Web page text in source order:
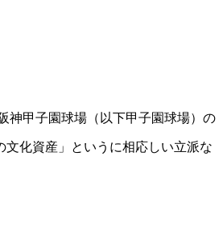
神甲子園球場（以下甲子園球場）の
化資産」というに相応しい立派な